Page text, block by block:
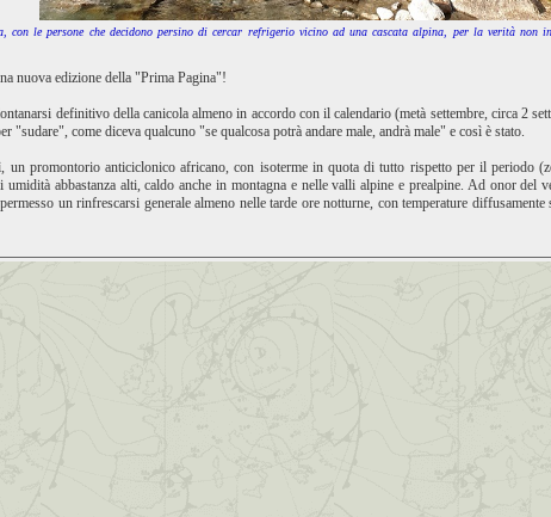
con le persone che decidono persino di cercar refrigerio vicino ad una cascata alpina, per la verità
nuova edizione della "Prima Pagina"!
definitivo della canicola almeno in accordo con il calendario (metà settembre, circa 2
"sudare", come diceva qualcuno "se qualcosa potrà andare male, andrà male" e così è stato.
un promontorio anticiclonico africano, con isoterme in quota di tutto rispetto per il periodo
abbastanza alti, caldo anche in montagna e nelle valli alpine e prealpine. Ad onor del
un rinfrescarsi generale almeno nelle tarde ore notturne, con temperature